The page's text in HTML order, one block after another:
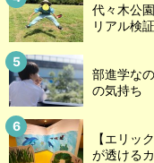
代々木公
リアル検証
部進学な
の気持ち
【エリッ
が透ける